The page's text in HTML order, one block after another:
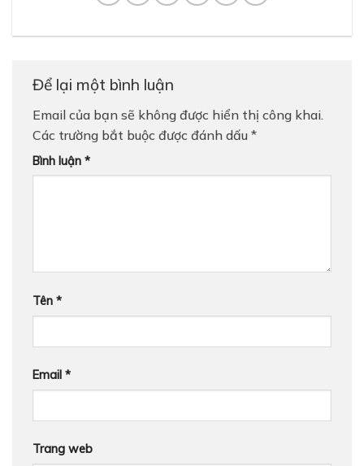
Để lại một bình luận
Email của bạn sẽ không được hiển thị công khai.
Các trường bắt buộc được đánh dấu *
Bình luận *
Tên *
Email *
Trang web